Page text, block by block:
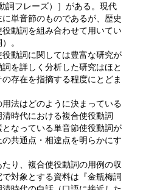
詞フレーズ）］がある。現代
単音節のものであるが、歴史
動詞を組み合わせて用いてい
。
動詞に関しては豊富な研究が
を詳しく分析した研究はほと
存在を指摘する程度にとどま
法はどのように決まっている
時代における複合使役動詞
なっている単音節使役動詞が
共通点・相違点を明らかにす
り、複合使役動詞の用例の収
対象とする資料は『金瓶梅詞